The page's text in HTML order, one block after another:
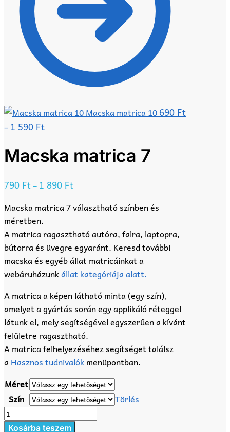
Macska matrica 10690 Ft
–1 590 Ft
Macska matrica 7
790 Ft–1 890 Ft
Macska matrica 7 választható színben és
méretben.
A matrica ragasztható autóra, falra, laptopra,
bútorra és üvegre egyaránt. Keresd további
macska és egyéb állat matricáinkat a
webáruházunkállat kategóriája alatt.
A matrica a képen látható minta (egy szín),
amelyet a gyártás során egy applikáló réteggel
látunk el, mely segítségével egyszerűen a kívánt
felületre ragasztható.
A matrica felhelyezéséhez segítséget találsz
aHasznos tudnivalókmenüpontban.
Méret
Szín
Törlés
Macska
matrica
Kosárba teszem